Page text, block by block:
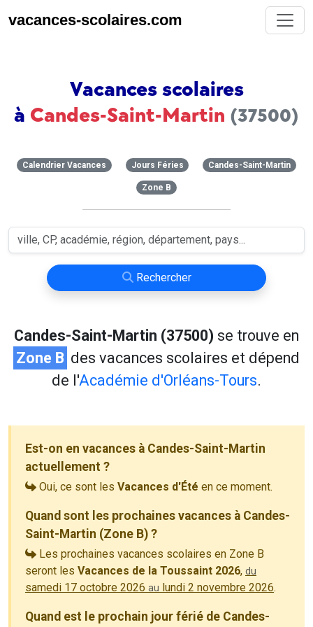
vacances-scolaires.com
Vacances scolaires
à Candes-Saint-Martin (37500)
Calendrier Vacances Jours Féries Candes-Saint-Martin
Zone B
Rechercher
Candes-Saint-Martin (37500) se trouve en
Zone B des vacances scolaires et dépend
de l'Académie d'Orléans-Tours.
Est-on en vacances à Candes-Saint-Martin
actuellement ?
Oui, ce sont les Vacances d'Été en ce moment.
Quand sont les prochaines vacances à Candes-
Saint-Martin (Zone B) ?
Les prochaines vacances scolaires en Zone B
seront les Vacances de la Toussaint 2026, du
samedi 17 octobre 2026 au lundi 2 novembre 2026.
Quand est le prochain jour férié de Candes-